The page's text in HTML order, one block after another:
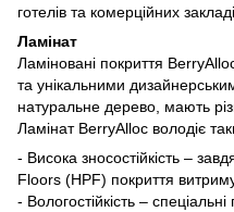
готелів та комерційних
Ламінат
Ламіновані покриття
та унікальними
натуральне дерево, мають
Ламінат BerryAlloc володіє
- Висока зносостійкість –
Floors (HPF) покриття
- Вологостійкість –